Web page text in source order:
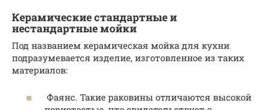
Керамические стандартные и
нестандартные мойки
Под названием керамическая мойка для кухни
подразумевается изделие, изготовленное из таких
материалов:
Фаянс. Такие раковины отличаются высокой